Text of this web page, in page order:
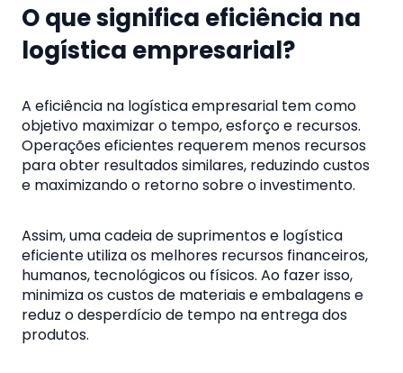
O que significa eficiência na
logística empresarial?
A eficiência na logística empresarial tem como
objetivo maximizar o tempo, esforço e recursos.
Operações eficientes requerem menos recursos
para obter resultados similares, reduzindo custos
e maximizando o retorno sobre o investimento.
Assim, uma cadeia de suprimentos e logística
eficiente utiliza os melhores recursos financeiros,
humanos, tecnológicos ou físicos. Ao fazer isso,
minimiza os custos de materiais e embalagens e
reduz o desperdício de tempo na entrega dos
produtos.